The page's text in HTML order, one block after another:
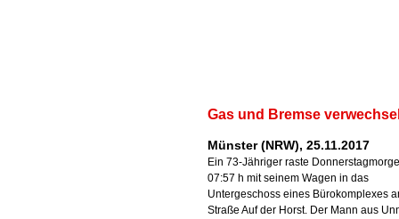
Gas und Bremse
Münster (NRW), 25.11.2017
Ein 73-Jähriger raste
07:57 h mit seinem Wagen in das
Untergeschoss eines Bürokomplexes
Straße Auf der Horst. Der Mann aus